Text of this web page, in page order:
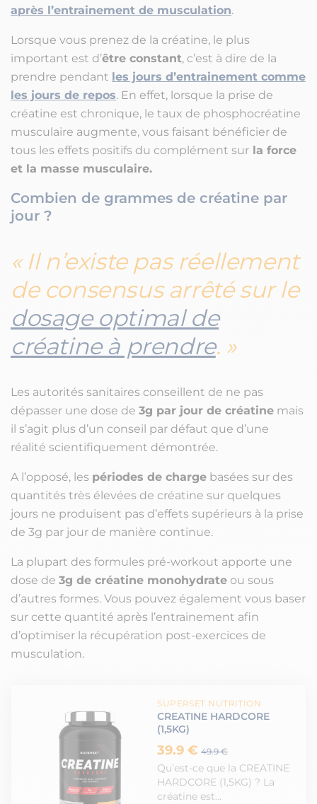
après l’entrainement de musculation.
Lorsque vous prenez de la créatine, le plus
important est d’être constant, c’est à dire de la
prendre pendant les jours d’entrainement comme
les jours de repos. En effet, lorsque la prise de
créatine est chronique, le taux de phosphocréatine
musculaire augmente, vous faisant bénéficier de
tous les effets positifs du complément sur la force
et la masse musculaire.
Combien de grammes de créatine par
jour ?
Il n’existe pas réellement
de consensus arrêté sur le
dosage optimal de
créatine à prendre.
Les autorités sanitaires conseillent de ne pas
dépasser une dose de 3g par jour de créatine mais
il s’agit plus d’un conseil par défaut que d’une
réalité scientifiquement démontrée.
A l’opposé, les périodes de charge basées sur des
quantités très élevées de créatine sur quelques
jours ne produisent pas d’effets supérieurs à la prise
de 3g par jour de manière continue.
La plupart des formules pré-workout apporte une
dose de 3g de créatine monohydrate ou sous
d’autres formes. Vous pouvez également vous baser
sur cette quantité après l’entrainement afin
d’optimiser la récupération post-exercices de
musculation.
SUPERSET NUTRITION
CREATINE HARDCORE
(1,5KG)
39.9 € 49.9 €
Qu’est-ce que la CREATINE
HARDCORE (1,5KG) ? La
créatine est…